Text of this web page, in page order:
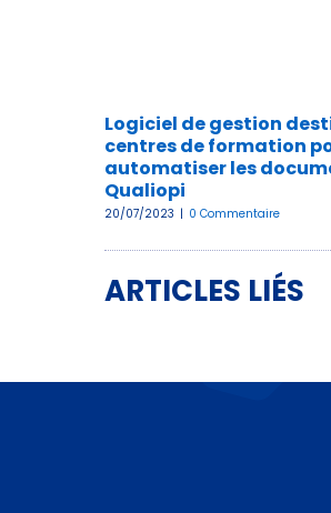
Logiciel de gestion
centres de formation
automatiser les
Qualiopi
20/07/2023 | 0 Commentaire
ARTICLES LIÉS